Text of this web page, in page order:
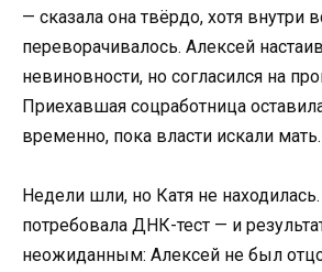
— сказала она твёрдо, хотя внутри
переворачивалось. Алексей
невиновности, но согласился на
Приехавшая соцработница
временно, пока власти искали мать.
Недели шли, но Катя не
потребовала ДНК-тест — и
неожиданным: Алексей не был